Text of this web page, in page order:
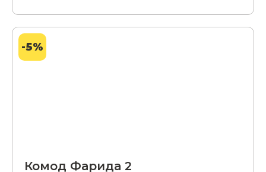
-5%
Комод Фарида 2